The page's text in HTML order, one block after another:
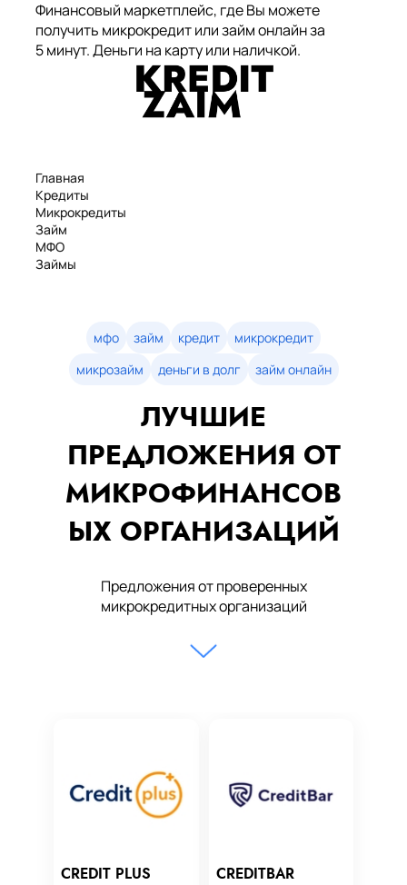
Финансовый маркетплейс, где Вы можете
получить микрокредит или займ онлайн за
5 минут. Деньги на карту или наличкой.
Главная
Кредиты
Микрокредиты
Займ
МФО
Займы
Займы онлайн
Денежные кредиты
мфо займ кредит
микрокредит
микрозайм
деньги в долг займ онлайн
ЛУЧШИЕ
ПРЕДЛОЖЕНИЯ ОТ
МИКРОФИНАНСОВ
ЫХ ОРГАНИЗАЦИЙ
Предложения от проверенных
микрокредитных организаций
CREDIT PLUS CREDITBAR